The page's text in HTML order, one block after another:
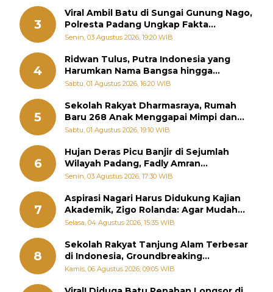
3
Viral Ambil Batu di Sungai Gunung Nago,
Polresta Padang Ungkap Fakta
Sebenarnya
Senin, 03 Agustus 2026, 19:20 WIB
4
Ridwan Tulus, Putra Indonesia yang
Harumkan Nama Bangsa hingga
Diabadikan dalam Buku Jepang
Sabtu, 01 Agustus 2026, 16:20 WIB
5
Sekolah Rakyat Dharmasraya, Rumah
Baru 268 Anak Menggapai Mimpi dan
Memutus Rantai Kemiskinan
Sabtu, 01 Agustus 2026, 19:10 WIB
6
Hujan Deras Picu Banjir di Sejumlah
Wilayah Padang, Fadly Amran
Perintahkan OPD Siaga
Senin, 03 Agustus 2026, 17:30 WIB
7
Aspirasi Nagari Harus Didukung Kajian
Akademik, Zigo Rolanda: Agar Mudah
Diperjuangkan di Kementerian
Selasa, 04 Agustus 2026, 15:35 WIB
8
Sekolah Rakyat Tanjung Alam Terbesar
di Indonesia, Groundbreaking
September
Kamis, 06 Agustus 2026, 09:05 WIB